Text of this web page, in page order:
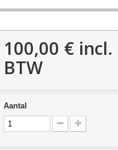
100,00 € incl.
BTW
Aantal